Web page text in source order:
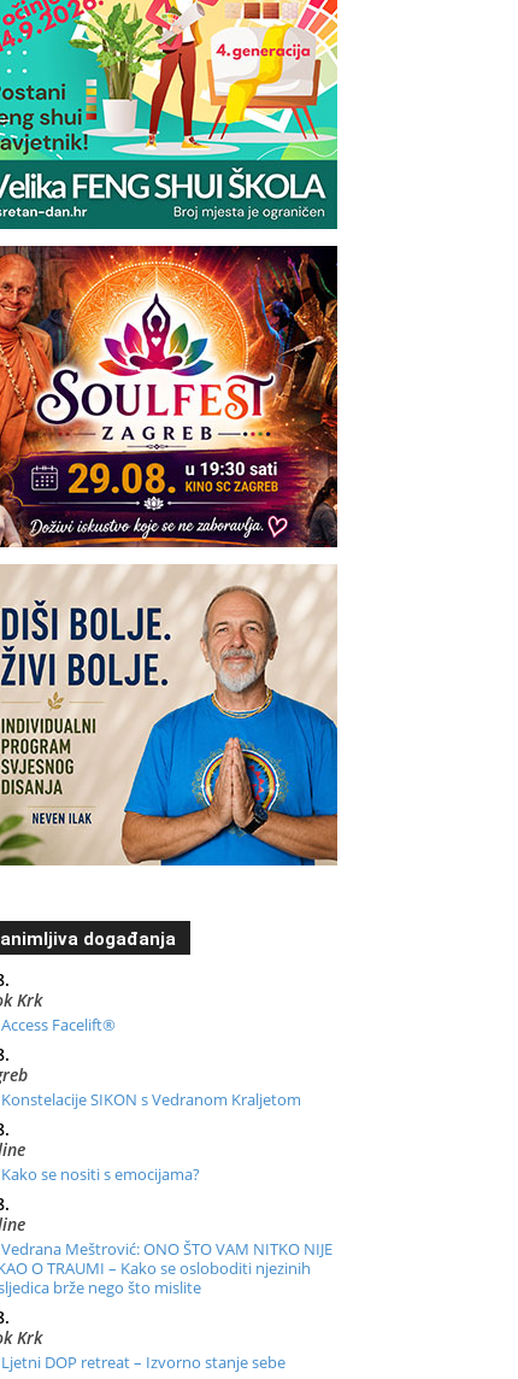
događanja
Krk
Access Facelift®
Konstelacije SIKON s Vedranom Kraljetom
Kako se nositi s emocijama?
Vedrana Meštrović: ONO ŠTO VAM NITKO NIJE
O TRAUMI – Kako se osloboditi njezinih
brže nego što mislite
Krk
Ljetni DOP retreat – Izvorno stanje sebe